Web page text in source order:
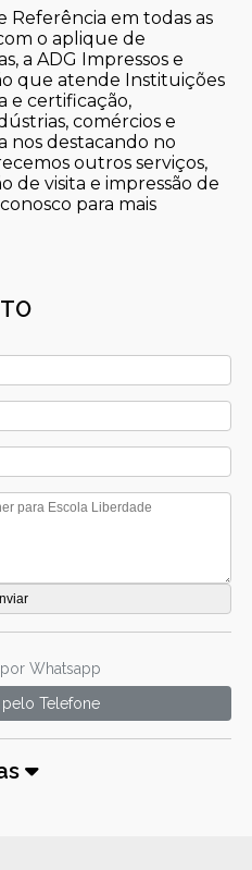
Referência em todas as
o aplique de
a ADG Impressos e
que atende Instituições
e certificação,
comércios e
nos destacando no
outros serviços,
de visita e impressão de
para mais
Whatsapp
Telefone